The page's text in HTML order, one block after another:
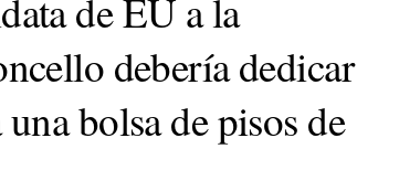
de EU a la
debería dedicar
bolsa de pisos de